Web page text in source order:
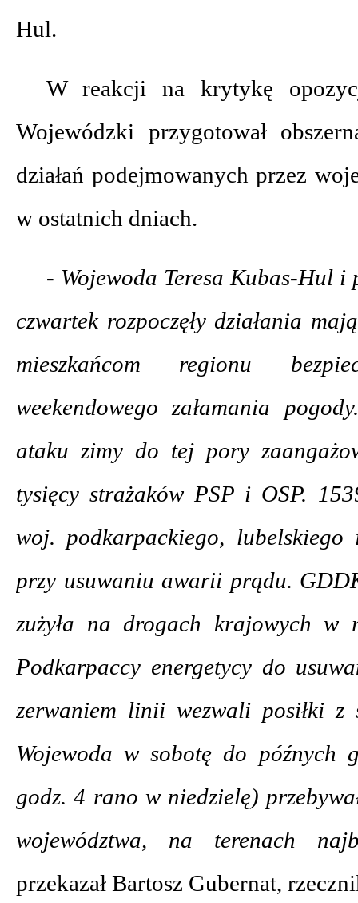
Hul.
W reakcji na krytykę
Wojewódzki przygotował
działań podejmowanych przez
w ostatnich dniach.
- Wojewoda Teresa Kubas-Hul i
czwartek rozpoczęły działania
mieszkańcom regionu
weekendowego załamania
ataku zimy do tej pory
tysięcy strażaków PSP i OSP.
woj. podkarpackiego, lubelskiego
przy usuwaniu awarii prądu.
zużyła na drogach krajowych w
Podkarpaccy energetycy do
zerwaniem linii wezwali posiłki z
Wojewoda w sobotę do późnych
godz. 4 rano w niedzielę)
województwa, na terenach
przekazał Bartosz Gubernat,